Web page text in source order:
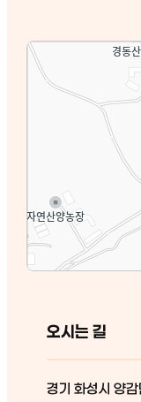
오시는 길
경기 화성시 양